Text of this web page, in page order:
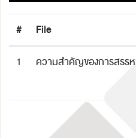
# File
1 ความสำคัญของการสรร